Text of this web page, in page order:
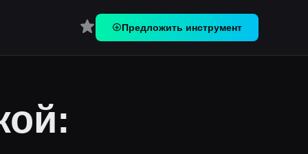
Перейти в Избранное
Предложить инструмент